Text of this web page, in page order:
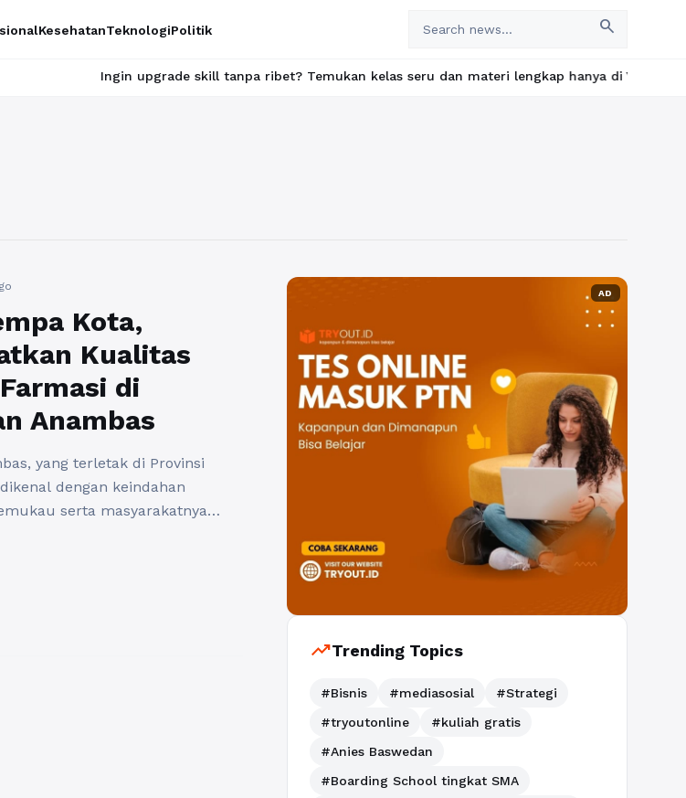
KesehatanTeknologiPolitik search
Ingin upgrade skill tanpa ribet? Temukan kelas seru dan materi lengkap hanya di YukBelajar.com.
Kota,
Kualitas
di
Anambas
yang terletak di Provinsi
dengan keindahan
serta masyarakatnya
tantangan dalam penyediaan
AD
trending_upTrending Topics
#Bisnis #mediasosial
#Strategi
#tryoutonline
#kuliah gratis
#Anies Baswedan
#Boarding School tingkat SMA